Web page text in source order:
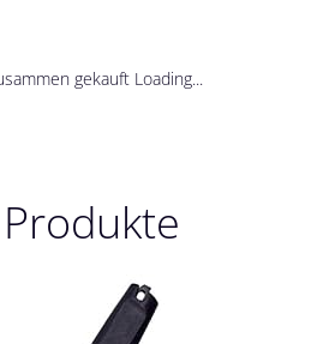
gekauft Loading...